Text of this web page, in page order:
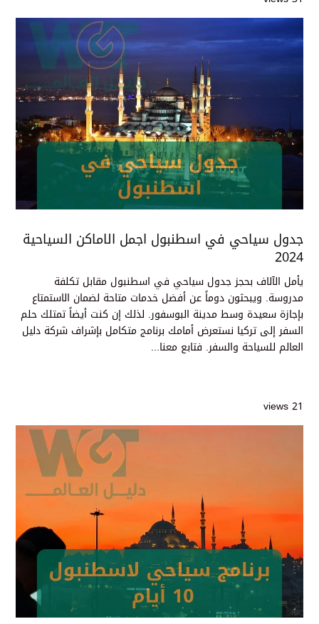
جدول سياحي في اسطنبول اجمل الاماكن السياحية
2024
يأمل الآلاف بحجز جدول سياحي في اسطنبول مقابل تكلفة
مدروسة. ويبحثون دوماً عن أفضل خدمات متاحة لضمان الاستمتاع
بإجازة سعيدة وسط مدينة البوسفور. لذلك إن كنت أيضاً تمتلك حلم
السفر إلى تركيا نستعرض أمامك برنامج متكامل بإشراف شركة دليل
العالم للسياحة والسفر. فتابع معنا...
21 views